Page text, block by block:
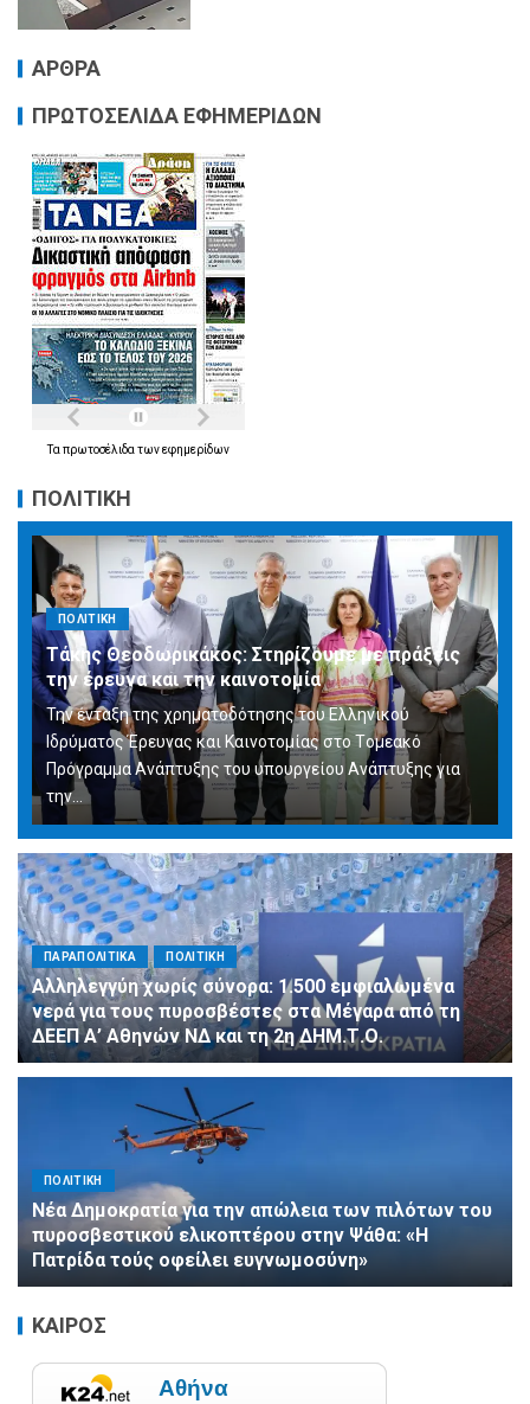
ΑΡΘΡΑ
ΠΡΩΤΟΣΕΛΙΔΑ ΕΦΗΜΕΡΙΔΩΝ
Τα πρωτοσέλιδα τωνεφημερίδων
ΠΟΛΙΤΙΚΗ
ΠΟΛΙΤΙΚΗ
Τάκης Θεοδωρικάκος: Στηρίζουμε με πράξεις
την έρευνα και την καινοτομία
Την ένταξη της χρηματοδότησης του Ελληνικού
Ιδρύματος Έρευνας και Καινοτομίας στο Tομεακό
Πρόγραμμα Ανάπτυξης του υπουργείου Ανάπτυξης για
την…
ΠΑΡΑΠΟΛΙΤΙΚΑ ΠΟΛΙΤΙΚΗ
Αλληλεγγύη χωρίς σύνορα: 1.500 εμφιαλωμένα
νερά για τους πυροσβέστες στα Μέγαρα από τη
ΔΕΕΠ Α’ Αθηνών ΝΔ και τη 2η ΔΗΜ.Τ.Ο.
ΠΟΛΙΤΙΚΗ
Νέα Δημοκρατία για την απώλεια των πιλότων του
πυροσβεστικού ελικοπτέρου στην Ψάθα: «Η
Πατρίδα τούς οφείλει ευγνωμοσύνη»
ΚΑΙΡΟΣ